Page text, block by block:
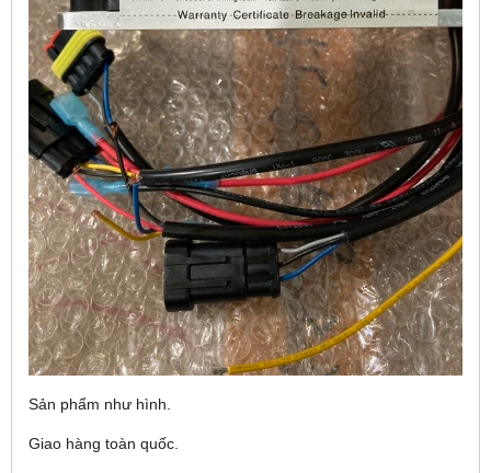
Sản phẩm như hình.
Giao hàng toàn quốc.